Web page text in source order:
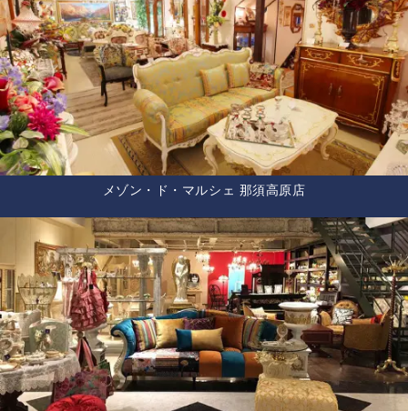
メゾン・ド・マルシェ 那須高原店